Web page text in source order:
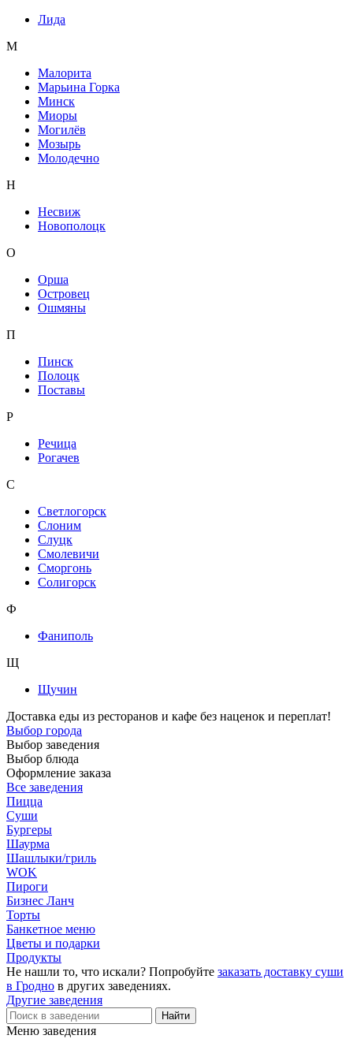
Лида
М
Малорита
Марьина Горка
Минск
Миоры
Могилёв
Мозырь
Молодечно
Н
Несвиж
Новополоцк
О
Орша
Островец
Ошмяны
П
Пинск
Полоцк
Поставы
Р
Речица
Рогачев
С
Светлогорск
Слоним
Слуцк
Смолевичи
Сморгонь
Солигорск
Ф
Фаниполь
Щ
Щучин
Доставка еды из ресторанов и кафе без наценок и переплат!
Выбор города
Выбор заведения
Выбор блюда
Оформление заказа
Все заведения
Пицца
Суши
Бургеры
Шаурма
Шашлыки/гриль
WOK
Пироги
Бизнес Ланч
Торты
Банкетное меню
Цветы и подарки
Продукты
Не нашли то, что искали? Попробуйте заказать доставку суши
в Гродно в других заведениях.
Другие заведения
Меню заведения